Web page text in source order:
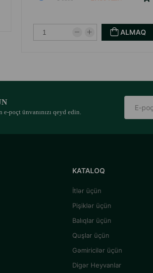
ALMAQ
poçt ünvanınızı qeyd edin.
KATALOQ
İtlər üçün
Pişiklər üçün
Balıqlar üçün
Quşlar üçün
Gəmiricilər üçün
Digər Heyvanlar